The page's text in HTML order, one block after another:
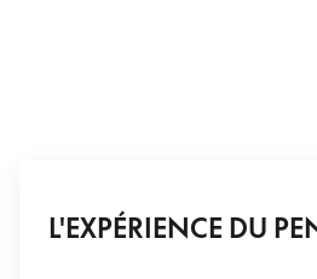
L'EXPÉRIENCE DU